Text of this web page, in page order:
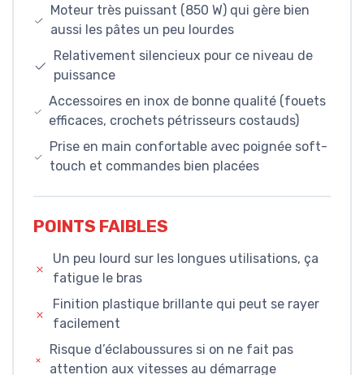
Moteur très puissant (850 W) qui gère bien
aussi les pâtes un peu lourdes
Relativement silencieux pour ce niveau de
puissance
Accessoires en inox de bonne qualité (fouets
efficaces, crochets pétrisseurs costauds)
Prise en main confortable avec poignée soft-
touch et commandes bien placées
POINTS FAIBLES
Un peu lourd sur les longues utilisations, ça
fatigue le bras
Finition plastique brillante qui peut se rayer
facilement
Risque d’éclaboussures si on ne fait pas
attention aux vitesses au démarrage